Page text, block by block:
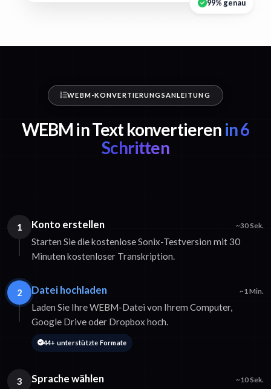
99% genau
WEBM-KONVERTIERUNGSANLEITUNG
WEBM in Text konvertieren in 6
Schritten
1 Konto erstellen ~30 Sek.
Starten Sie die kostenlose Sonix-Testversion mit 30
Minuten kostenloser Transkription.
2 Datei hochladen ~1 Min.
Laden Sie Ihre WEBM-Datei von Ihrem Computer,
Google Drive oder Dropbox hoch.
44+ unterstützte Formate
3 Sprache wählen ~10 Sek.